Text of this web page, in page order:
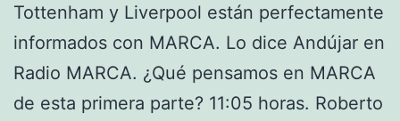
Tottenham y Liverpool están perfectamente
informados con MARCA. Lo dice Andújar en
Radio MARCA. ¿Qué pensamos en MARCA
de esta primera parte? 11:05 horas. Roberto